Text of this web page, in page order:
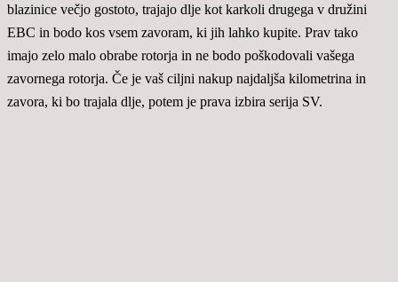
blazinice večjo gostoto, trajajo dlje kot karkoli drugega v družini
EBC in bodo kos vsem zavoram, ki jih lahko kupite. Prav tako
imajo zelo malo obrabe rotorja in ne bodo poškodovali vašega
zavornega rotorja. Če je vaš ciljni nakup najdaljša kilometrina in
zavora, ki bo trajala dlje, potem je prava izbira serija SV.